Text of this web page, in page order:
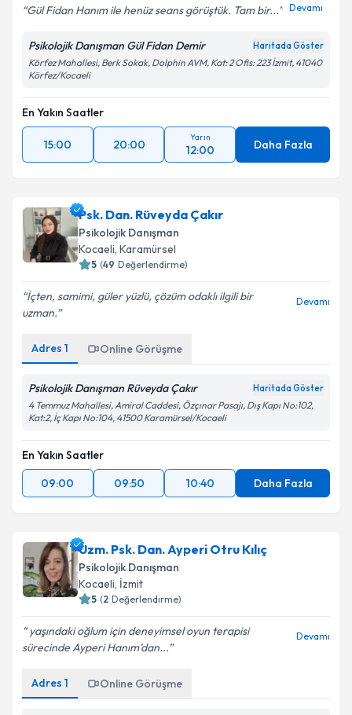
Gül Fidan Hanım ile henüz seans görüştük. Tam bir... Devamı
Psikolojik Danışman Gül Fidan Demir Haritada Göster
Körfez Mahallesi, Berk Sokak, Dolphin AVM, Kat: 2 Ofis: 223 İzmit, 41040
Körfez/Kocaeli
En Yakın Saatler
15:00 20:00
Yarın
12:00 Daha Fazla
Psk. Dan. Rüveyda Çakır
Psikolojik Danışman
Kocaeli, Karamürsel
5 (49 Değerlendirme)
İçten, samimi, güler yüzlü, çözüm odaklı ilgili bir
uzman.
Devamı
Adres 1 Online Görüşme
Psikolojik Danışman Rüveyda Çakır Haritada Göster
4 Temmuz Mahallesi, Amiral Caddesi, Özçınar Pasajı, Dış Kapı No:102,
Kat:2, İç Kapı No:104, 41500 Karamürsel/Kocaeli
En Yakın Saatler
09:00
09:50 10:40 Daha Fazla
Uzm. Psk. Dan. Ayperi Otru Kılıç
Psikolojik Danışman
Kocaeli, İzmit
5 (2 Değerlendirme)
yaşındaki oğlum için deneyimsel oyun terapisi
sürecinde Ayperi Hanım’dan...
Devamı
Adres 1 Online Görüşme